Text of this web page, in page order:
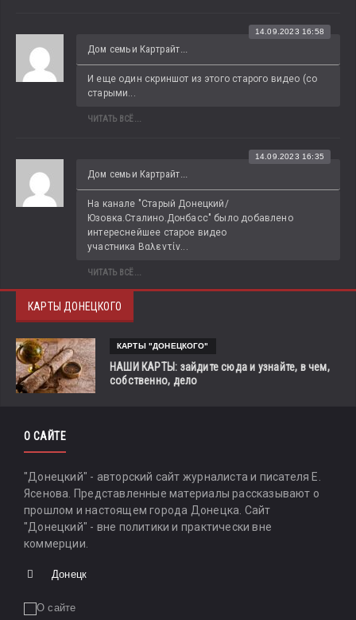
Дом семьи Картрайт...
14.09.2023 16:58
И еще один скриншот из этого старого видео (со
старыми...
ЧИТАТЬ ВСЁ...
Дом семьи Картрайт...
14.09.2023 16:35
На канале "Старый Донецкий/
Юзовка.Сталино.Донбасс" было добавлено
интереснейшее старое видео
участника Βαλεντίν...
ЧИТАТЬ ВСЁ...
КАРТЫ ДОНЕЦКОГО
КАРТЫ "ДОНЕЦКОГО"
НАШИ КАРТЫ: зайдите сюда и узнайте, в чем,
собственно, дело
О САЙТЕ
"Донецкий" - авторский сайт журналиста и писателя Е.
Ясенова. Представленные материалы рассказывают о
прошлом и настоящем города Донецка. Сайт
"Донецкий" - вне политики и практически вне
коммерции.
Донецк